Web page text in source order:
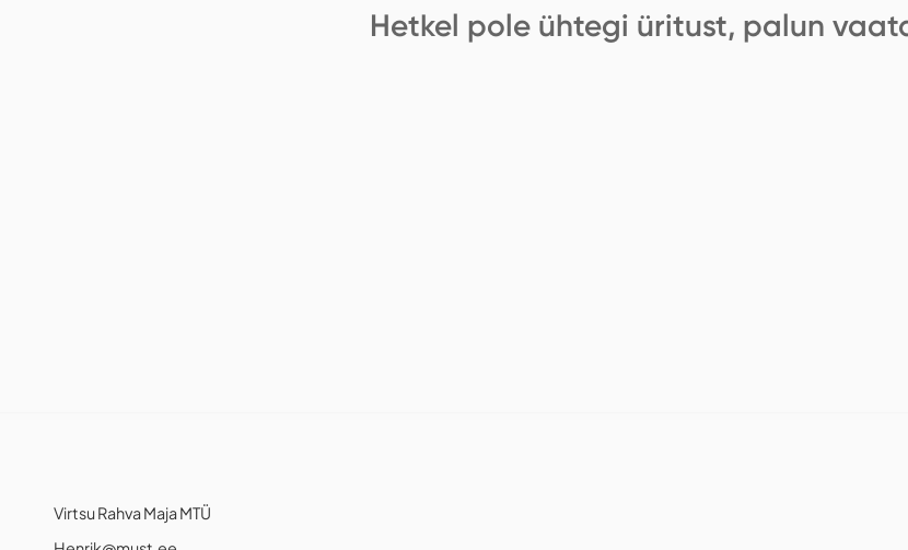
Hetkel pole ühtegi üritust, palun
Virtsu Rahva Maja MTÜ